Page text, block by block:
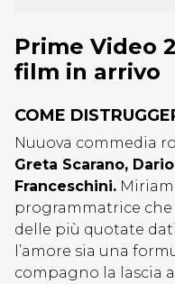
Prime Video
film in arrivo
COME
Nuuova commedia
Greta Scarano,
Franceschini.
programmatrice
delle più quotate
l’amore sia una
compagno la lascia